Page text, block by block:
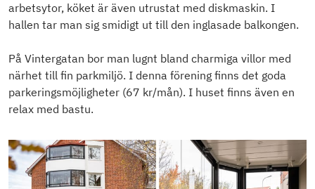
arbetsytor, köket är även utrustat med diskmaskin. I
hallen tar man sig smidigt ut till den inglasade balkongen.
På Vintergatan bor man lugnt bland charmiga villor med
närhet till fin parkmiljö. I denna förening finns det goda
parkeringsmöjligheter (67 kr/mån). I huset finns även en
relax med bastu.